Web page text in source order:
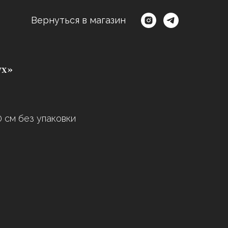
Вернуться в магазин
см без упаковки